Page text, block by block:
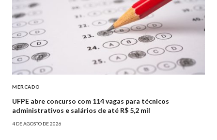
MERCADO
UFPE abre concurso com 114 vagas para técnicos
administrativos e salários de até R$ 5,2 mil
4 DE AGOSTO DE 2026